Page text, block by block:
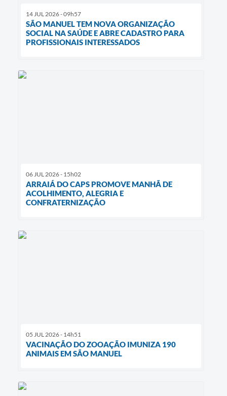
14 JUL 2026 - 09h57
SÃO MANUEL TEM NOVA ORGANIZAÇÃO
SOCIAL NA SAÚDE E ABRE CADASTRO PARA
PROFISSIONAIS INTERESSADOS
06 JUL 2026 - 15h02
ARRAIÁ DO CAPS PROMOVE MANHÃ DE
ACOLHIMENTO, ALEGRIA E
CONFRATERNIZAÇÃO
05 JUL 2026 - 14h51
VACINAÇÃO DO ZOOAÇÃO IMUNIZA 190
ANIMAIS EM SÃO MANUEL